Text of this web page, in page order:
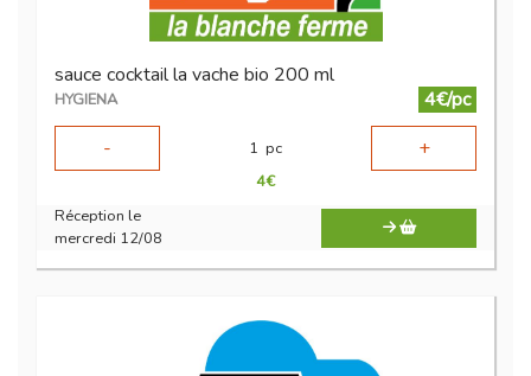
sauce cocktail la vache bio 200 ml
HYGIENA
4€/pc
-
1 pc +
4€
Réception le
mercredi 12/08